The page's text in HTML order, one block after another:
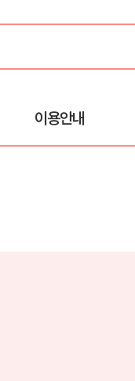
이용안내